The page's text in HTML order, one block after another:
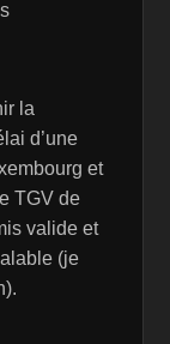
la
d’une
et
TGV de
valide et
(je